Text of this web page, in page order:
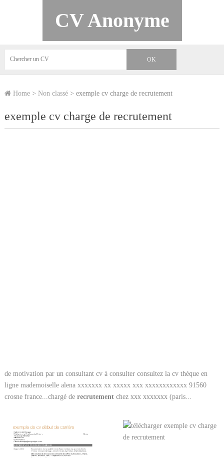
CV Anonyme
Home> Non classé> exemple cv charge de recrutement
exemple cv charge de recrutement
de motivation par un consultant cv à consulter consultez la cv thèque en
ligne mademoiselle alena xxxxxxx xx xxxxx xxx xxxxxxxxxxxx 91560
crosne france...chargé de recrutementchez xxx xxxxxxx (paris...